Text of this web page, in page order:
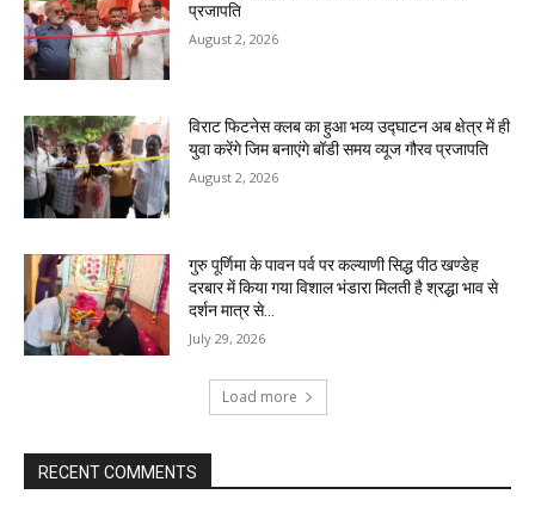
प्रजापति
August 2, 2026
विराट फिटनेस क्लब का हुआ भव्य उद्घाटन अब क्षेत्र में ही
युवा करेंगे जिम बनाएंगे बॉडी समय व्यूज गौरव प्रजापति
August 2, 2026
गुरु पूर्णिमा के पावन पर्व पर कल्याणी सिद्ध पीठ खण्डेह
दरबार में किया गया विशाल भंडारा मिलती है श्रद्धा भाव से
दर्शन मात्र से...
July 29, 2026
Load more
RECENT COMMENTS